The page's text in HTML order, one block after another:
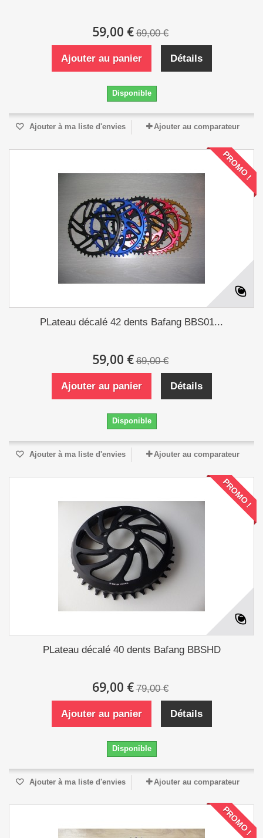
59,00 € 69,00 €
Ajouter au panier Détails
Disponible
Ajouter à ma liste d'envies Ajouter au comparateur
PROMO !
PLateau décalé 42 dents Bafang BBS01...
59,00 € 69,00 €
Ajouter au panier Détails
Disponible
Ajouter à ma liste d'envies Ajouter au comparateur
PROMO !
PLateau décalé 40 dents Bafang BBSHD
69,00 € 79,00 €
Ajouter au panier Détails
Disponible
Ajouter à ma liste d'envies Ajouter au comparateur
PROMO !